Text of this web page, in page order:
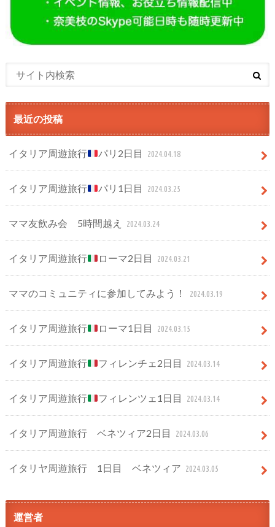
最近の投稿
イタリア周遊旅行 パリ2日目 2024.04.18
イタリア周遊旅行 パリ1日目 2024.03.25
ママ友飲み会 5時間越え 2024.03.24
イタリア周遊旅行 ローマ2日目 2024.03.21
ママのコミュニティに参加してみよう！ 2024.03.19
イタリア周遊旅行 ローマ1日目 2024.03.15
イタリア周遊旅行 フィレンチェ2日目 2024.03.14
イタリア周遊旅行 フィレンツェ1日目 2024.03.14
イタリア周遊旅行 ベネツィア2日目 2024.03.06
イタリヤ周遊旅行 1日目 ベネツィア 2024.03.05
運営者